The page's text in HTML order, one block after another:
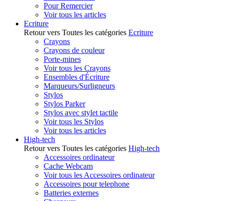
Pour Remercier
Voir tous les articles
Ecriture
Retour vers Toutes les catégories Ecriture
Crayons
Crayons de couleur
Porte-mines
Voir tous les Crayons
Ensembles d'Écriture
Marqueurs/Surligneurs
Stylos
Stylos Parker
Stylos avec stylet tactile
Voir tous les Stylos
Voir tous les articles
High-tech
Retour vers Toutes les catégories High-tech
Accessoires ordinateur
Cache Webcam
Voir tous les Accessoires ordinateur
Accessoires pour telephone
Batteries externes